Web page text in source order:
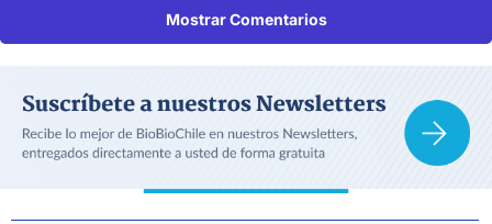
Mostrar Comentarios